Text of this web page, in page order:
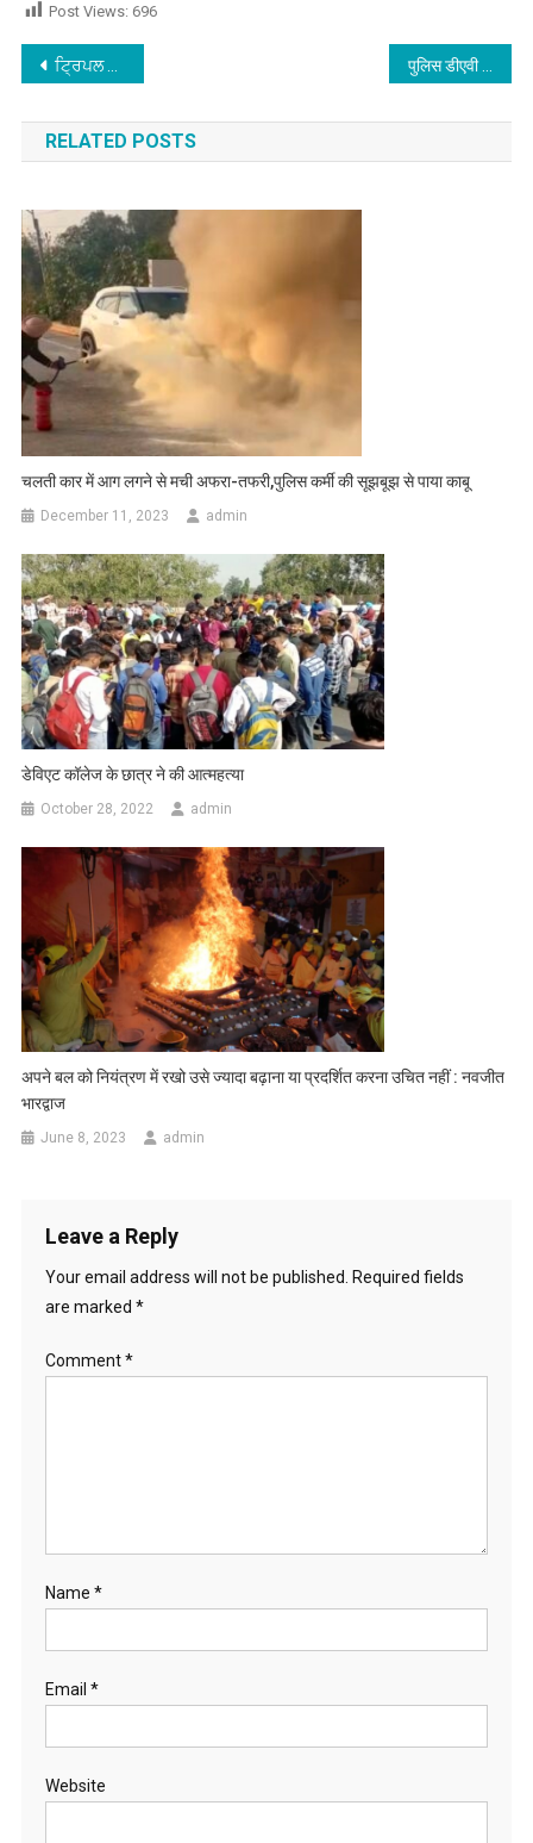
Post Views: 696
Post navigation
ਟ੍ਰਿਪਲ ਰਾਈਡਿੰਗ ਮੋਟਰਸਾਈਕਲ ਸਵਾਰ ਯੁਵਕਾਂ ਨੇ ਨਾਕਾ ਦੇਖ ਭਜਨ ਦੀ ਕੋਸ਼ਿਸ਼ ਕਰਦੇ ਸਬ ਇੰਸਪੈਕਟਰ ਦੇ ਮਾਰੀ ਟੱਕਰ
RELATED POSTS
चलती कार में आग लगने से मची अफरा-तफरी,पुलिस कर्मी की सूझबूझ से पाया काबू
December 11, 2023 admin
डेविएट कॉलेज के छात्र ने की आत्महत्या
October 28, 2022 admin
अपने बल को नियंत्रण में रखो उसे ज्यादा बढ़ाना या प्रदर्शित करना उचित नहीं : नवजीत
भारद्वाज
June 8, 2023 admin
Leave a Reply
Your email address will not be published.
Required fields
are marked *
Comment*
Name *
Email *
Website